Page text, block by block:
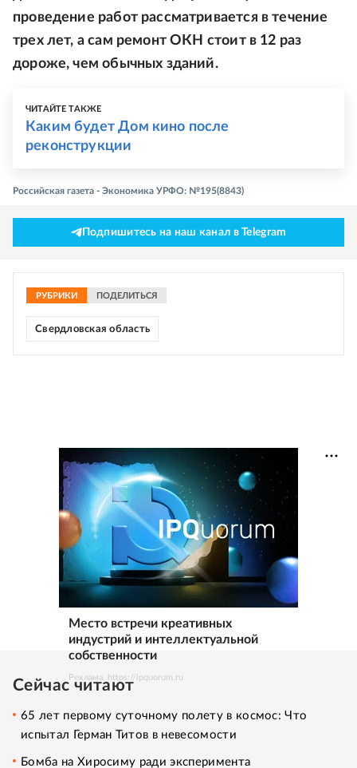
проведение работ рассматривается в течение
трех лет, а сам ремонт ОКН стоит в 12 раз
дороже, чем обычных зданий.
ЧИТАЙТЕ ТАКЖЕ
Каким будет Дом кино после
реконструкции
Российская газета - Экономика УРФО: №195(8843)
Подпишитесь на наш канал в Telegram
РУБРИКИ ПОДЕЛИТЬСЯ
Свердловская область
Место встречи креативных
индустрий и интеллектуальной
собственности
Реклама. https://ipquorum.ru
Сейчас читают
65 лет первому суточному полету в космос: Что
испытал Герман Титов в невесомости
Бомба на Хиросиму ради эксперимента